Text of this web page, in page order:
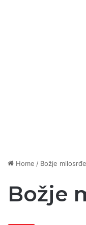
Home / Božje milosrđe
Božje